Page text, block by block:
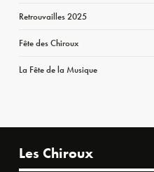
Retrouvailles 2025
Fête des Chiroux
La Fête de la Musique
Les Chiroux